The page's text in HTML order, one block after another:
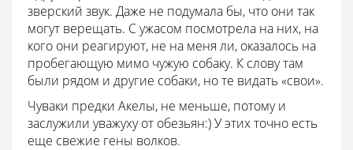
зверский звук. Даже не подумала бы, что они так
могут верещать. С ужасом посмотрела на них, на
кого они реагируют, не на меня ли, оказалось на
пробегающую мимо чужую собаку. К слову там
были рядом и другие собаки, но те видать «свои».
Чуваки предки Акелы, не меньше, потому и
заслужили уважуху от обезьян:) У этих точно есть
еще свежие гены волков.